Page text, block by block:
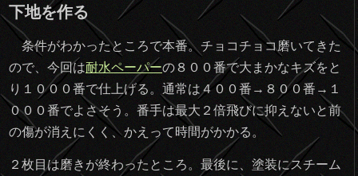
下地を作る
条件がわかったところで本番。チョコチョコ磨いてきた
ので、今回は耐水ペーパーの８００番で大まかなキズをと
り１０００番で仕上げる。通常は４００番→８００番→１
０００番でよさそう。番手は最大２倍飛びに抑えないと前
の傷が消えにくく、かえって時間がかかる。
２枚目は磨きが終わったところ。最後に、塗装にスチーム